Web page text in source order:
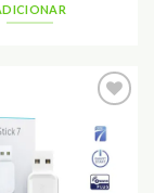
aos
Favoritos